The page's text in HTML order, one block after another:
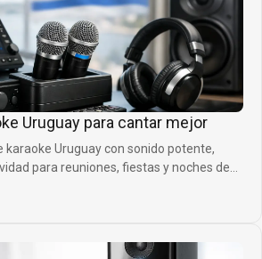
Uruguay para cantar mejor
karaoke Uruguay con sonido potente,
para reuniones, fiestas y noches de